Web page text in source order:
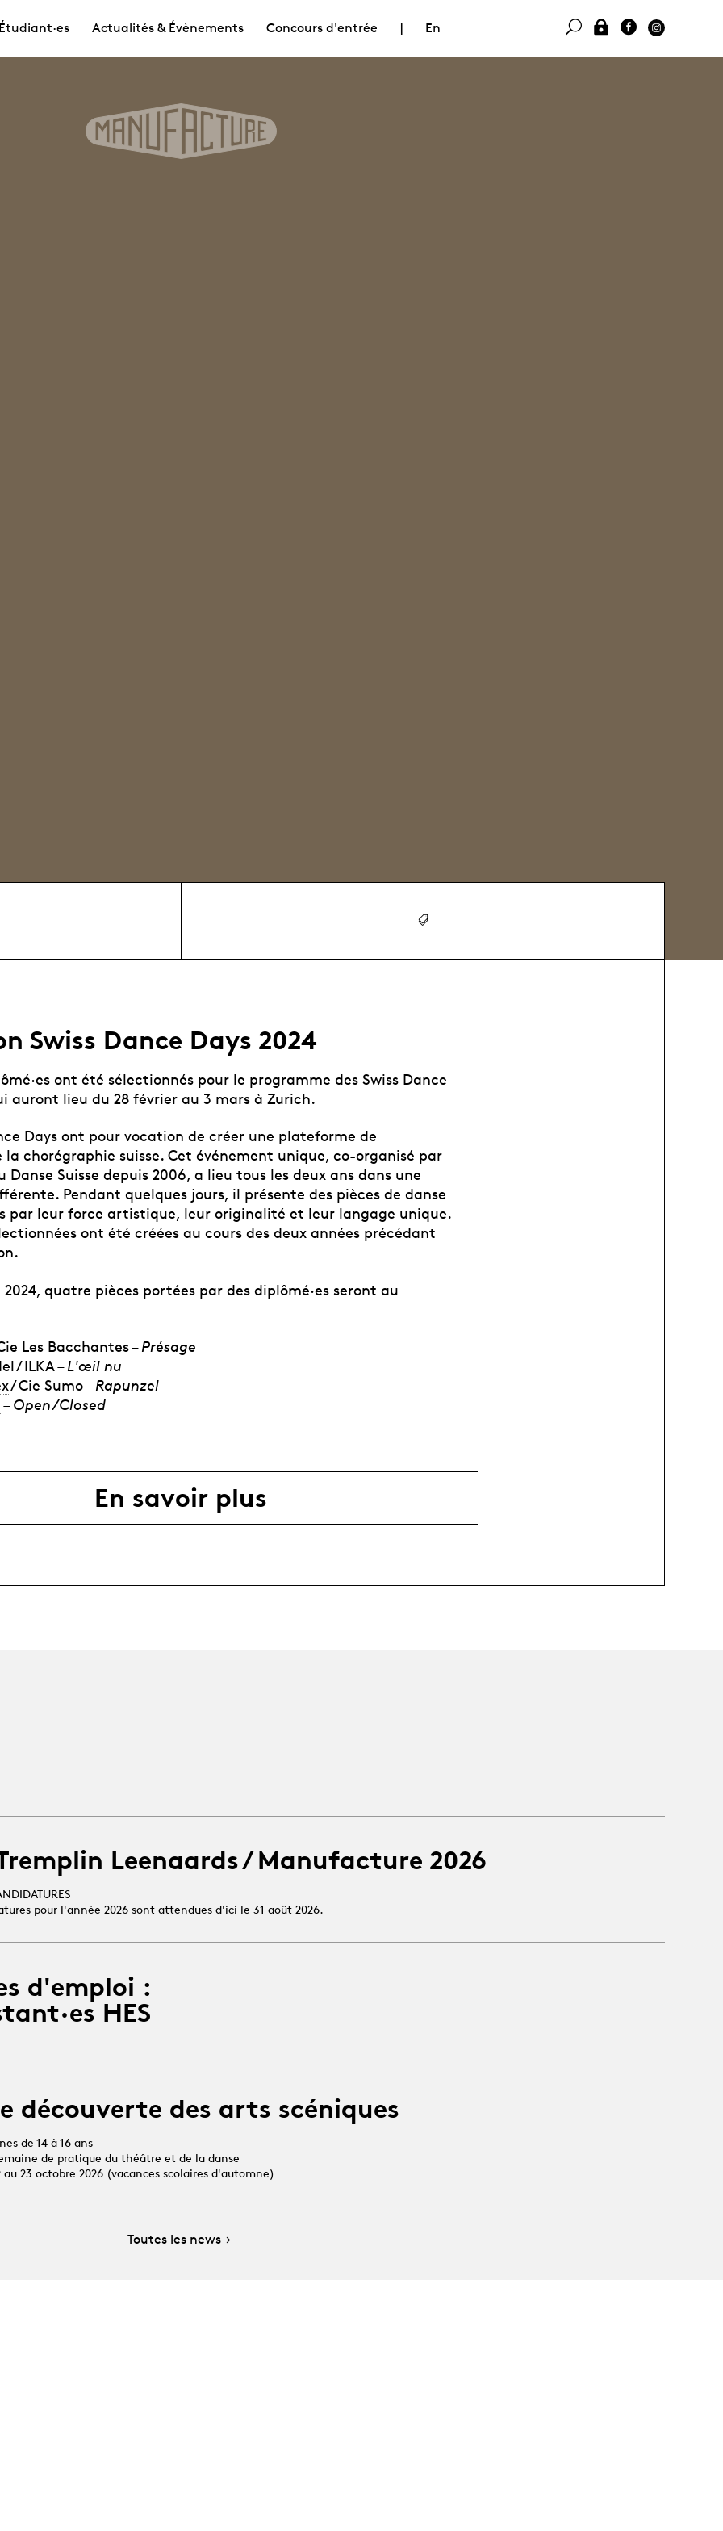
Actualités & Évènements Concours d'entrée | En
Swiss Dance Days 2024
ont été sélectionnés pour le programme des Swiss Dance
auront lieu du 28 février au 3 mars à Zurich.
Days ont pour vocation de créer une plateforme de
chorégraphie suisse. Cet événement unique, co-organisé par
Danse Suisse depuis 2006, a lieu tous les deux ans dans une
Pendant quelques jours, il présente des pièces de danse
par leur force artistique, leur originalité et leur langage unique.
ont été créées au cours des deux années précédant
quatre pièces portées par des diplômé·es seront au
Les Bacchantes –Présage
/ ILKA –L'œil nu
/ Cie Sumo –Rapunzel
–Open/Closed
En savoir plus
Leenaards / Manufacture 2026
pour l'année 2026 sont attendues d'ici le 31 août 2026.
d'emploi :
HES
découverte des arts scéniques
de 14 à 16 ans
de pratique du théâtre et de la danse
au 23 octobre 2026 (vacances scolaires d'automne)
Toutes les news